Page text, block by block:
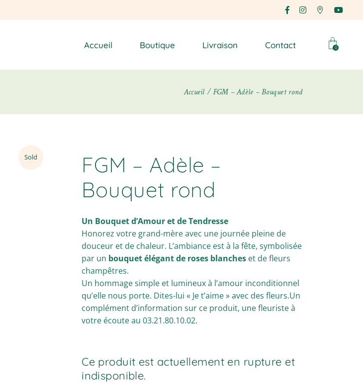
Accueil Boutique Livraison Contact 0
Accueil FGM – Adèle – Bouquet rond
Sold
FGM – Adèle –
Bouquet rond
Un Bouquet d’Amour et de Tendresse
Honorez votre grand-mère avec une journée pleine de
douceur et de chaleur. L’ambiance est à la fête, symbolisée
par un bouquet élégant de roses blanches et de fleurs
champêtres.
Un hommage simple et lumineux à l’amour inconditionnel
qu’elle nous porte. Dites-lui « Je t’aime » avec des fleurs.Un
complément d’information sur ce produit, une fleuriste à
votre écoute au 03.21.80.10.02.
Ce produit est actuellement en rupture et
indisponible.